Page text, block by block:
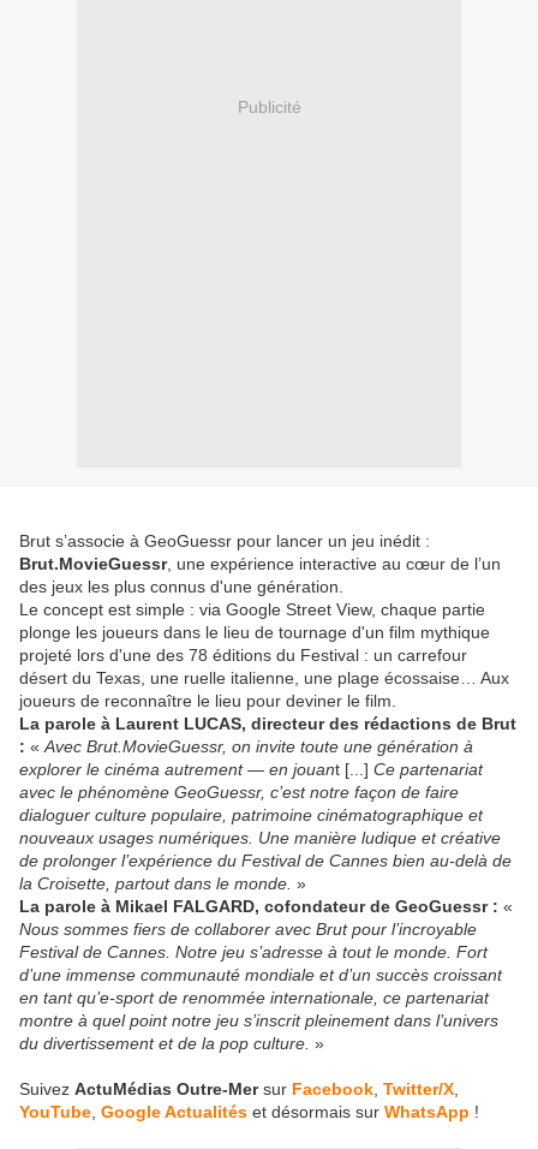
Publicité
Brut s’associe à GeoGuessr pour lancer un jeu inédit :
Brut.MovieGuessr, une expérience interactive au cœur de l’un
des jeux les plus connus d'une génération.
Le concept est simple : via Google Street View, chaque partie
plonge les joueurs dans le lieu de tournage d'un film mythique
projeté lors d'une des 78 éditions du Festival : un carrefour
désert du Texas, une ruelle italienne, une plage écossaise… Aux
joueurs de reconnaître le lieu pour deviner le film.
La parole à Laurent LUCAS, directeur des rédactions de Brut
: « Avec Brut.MovieGuessr, on invite toute une génération à
explorer le cinéma autrement — en jouant [...] Ce partenariat
avec le phénomène GeoGuessr, c’est notre façon de faire
dialoguer culture populaire, patrimoine cinématographique et
nouveaux usages numériques. Une manière ludique et créative
de prolonger l’expérience du Festival de Cannes bien au-delà de
la Croisette, partout dans le monde. »
La parole à Mikael FALGARD, cofondateur de GeoGuessr : «
Nous sommes fiers de collaborer avec Brut pour l’incroyable
Festival de Cannes. Notre jeu s’adresse à tout le monde. Fort
d’une immense communauté mondiale et d’un succès croissant
en tant qu’e-sport de renommée internationale, ce partenariat
montre à quel point notre jeu s’inscrit pleinement dans l’univers
du divertissement et de la pop culture. »
Suivez ActuMédias Outre-Mersur Facebook Twitter/X
YouTube Google Actualités et désormais sur WhatsApp !